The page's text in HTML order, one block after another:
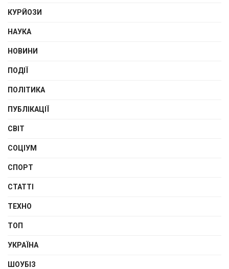
КУРЙОЗИ
НАУКА
НОВИНИ
ПОДІЇ
ПОЛІТИКА
ПУБЛІКАЦІЇ
СВІТ
СОЦІУМ
СПОРТ
СТАТТІ
ТЕХНО
ТОП
УКРАЇНА
ШОУБІЗ